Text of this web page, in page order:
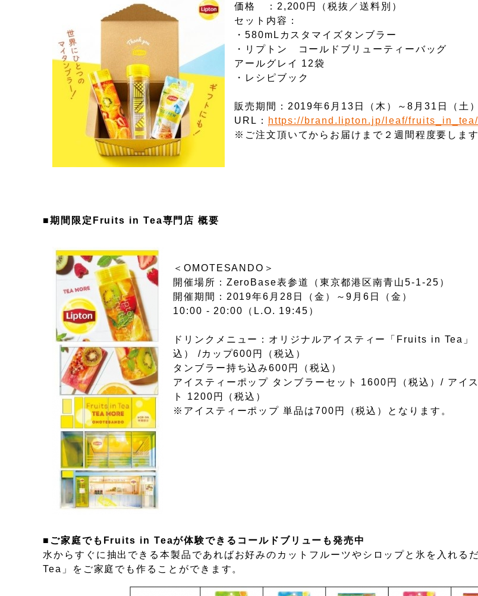
価格 ：2,200円（税抜／送料別）
セット内容：
・580mLカスタマイズタンブラー
・リプトン コールドブリューティーバッグ
アールグレイ 12袋
・レシピブック
販売期間：2019年6月13日（木）～8月31日（土）
URL：
https://brand.lipton.jp/leaf/fruits_in_tea/
※ご注文頂いてからお届けまで２週間程度要します
■期間限定Fruits in Tea専門店 概要
＜OMOTESANDO＞
開催場所：ZeroBase表参道（東京都港区南青山5-1-25）
開催期間：2019年6月28日（金）～9月6日（金）
10:00 - 20:00（L.O. 19:45）
ドリンクメニュー：オリジナルアイスティー「Fruits in Tea
込） /カップ600円（税込）
タンブラー持ち込み600円（税込）
アイスティーポップ タンブラーセット 1600円（税込）/ アイ
ト 1200円（税込）
※アイスティーポップ 単品は700円（税込）となります。
■ご家庭でもFruits in Teaが体験できるコールドブリューも発売中
水からすぐに抽出できる本製品であればお好みのカットフルーツやシロップと氷を入れる
Tea」をご家庭でも作ることができます。